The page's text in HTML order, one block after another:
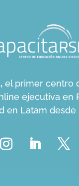
el primer centro
ejecutiva en
en Latam desde